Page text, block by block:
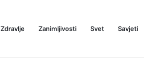
Zdravlje Zanimljivosti Svet Savjeti